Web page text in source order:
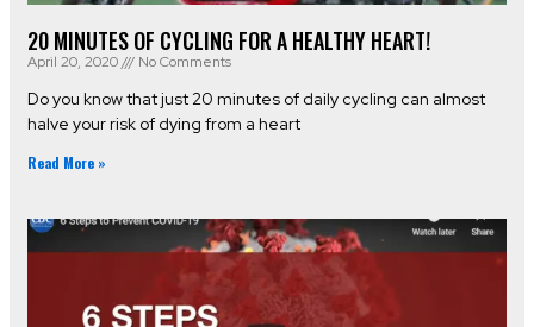
20 MINUTES OF CYCLING FOR A HEALTHY HEART!
April 20, 2020 No Comments
Do you know that just 20 minutes of daily cycling can almost
halve your risk of dying from a heart
Read More »